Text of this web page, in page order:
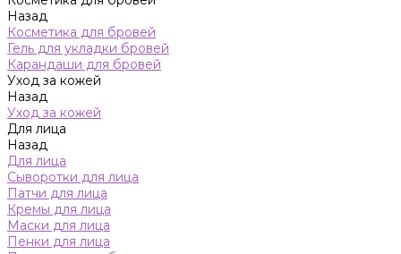
Назад
Косметика для бровей
Гель для укладки бровей
Карандаши для бровей
Уход за кожей
Назад
Уход за кожей
Для лица
Назад
Для лица
Сыворотки для лица
Патчи для лица
Кремы для лица
Маски для лица
Пенки для лица